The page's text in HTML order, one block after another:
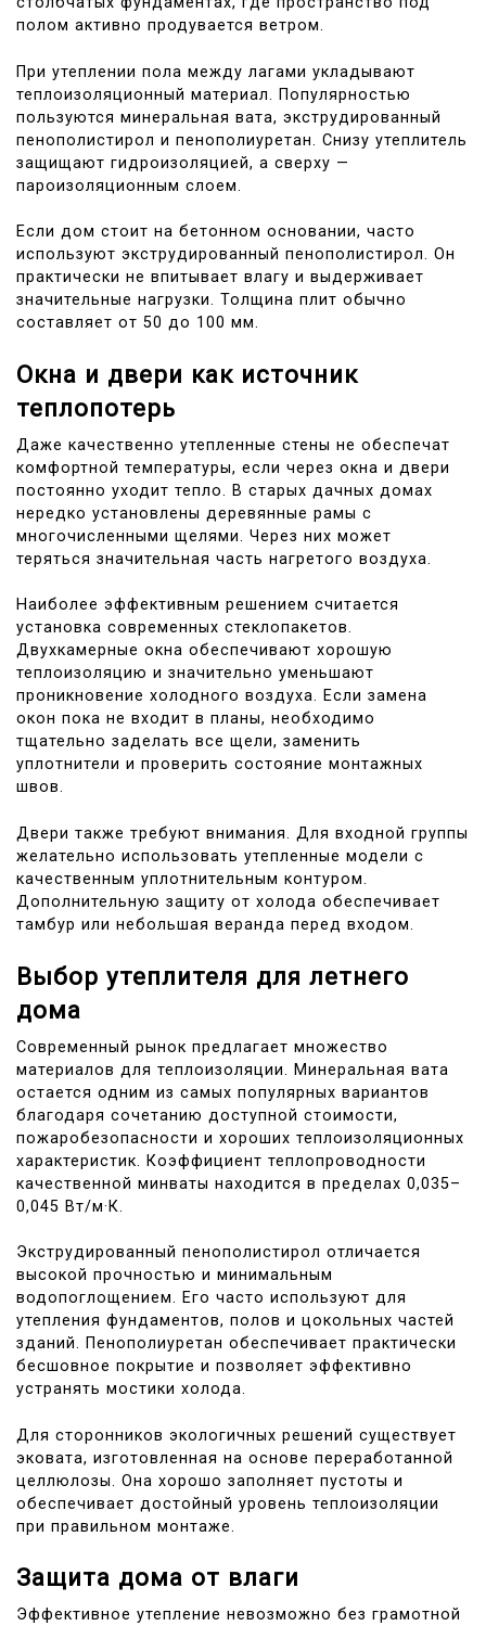
полом активно продувается ветром.
При утеплении пола между лагами укладывают
теплоизоляционный материал. Популярностью
пользуются минеральная вата, экструдированный
пенополистирол и пенополиуретан. Снизу утеплитель
защищают гидроизоляцией, а сверху —
пароизоляционным слоем.
Если дом стоит на бетонном основании, часто
используют экструдированный пенополистирол. Он
практически не впитывает влагу и выдерживает
значительные нагрузки. Толщина плит обычно
составляет от 50 до 100 мм.
Окна и двери как источник
теплопотерь
Даже качественно утепленные стены не обеспечат
комфортной температуры, если через окна и двери
постоянно уходит тепло. В старых дачных домах
нередко установлены деревянные рамы с
многочисленными щелями. Через них может
теряться значительная часть нагретого воздуха.
Наиболее эффективным решением считается
установка современных стеклопакетов.
Двухкамерные окна обеспечивают хорошую
теплоизоляцию и значительно уменьшают
проникновение холодного воздуха. Если замена
окон пока не входит в планы, необходимо
тщательно заделать все щели, заменить
уплотнители и проверить состояние монтажных
швов.
Двери также требуют внимания. Для входной группы
желательно использовать утепленные модели с
качественным уплотнительным контуром.
Дополнительную защиту от холода обеспечивает
тамбур или небольшая веранда перед входом.
Выбор утеплителя для летнего
дома
Современный рынок предлагает множество
материалов для теплоизоляции. Минеральная вата
остается одним из самых популярных вариантов
благодаря сочетанию доступной стоимости,
пожаробезопасности и хороших теплоизоляционных
характеристик. Коэффициент теплопроводности
качественной минваты находится в пределах 0,035–
0,045 Вт/м·К.
Экструдированный пенополистирол отличается
высокой прочностью и минимальным
водопоглощением. Его часто используют для
утепления фундаментов, полов и цокольных частей
зданий. Пенополиуретан обеспечивает практически
бесшовное покрытие и позволяет эффективно
устранять мостики холода.
Для сторонников экологичных решений существует
эковата, изготовленная на основе переработанной
целлюлозы. Она хорошо заполняет пустоты и
обеспечивает достойный уровень теплоизоляции
при правильном монтаже.
Защита дома от влаги
Эффективное утепление невозможно без грамотной